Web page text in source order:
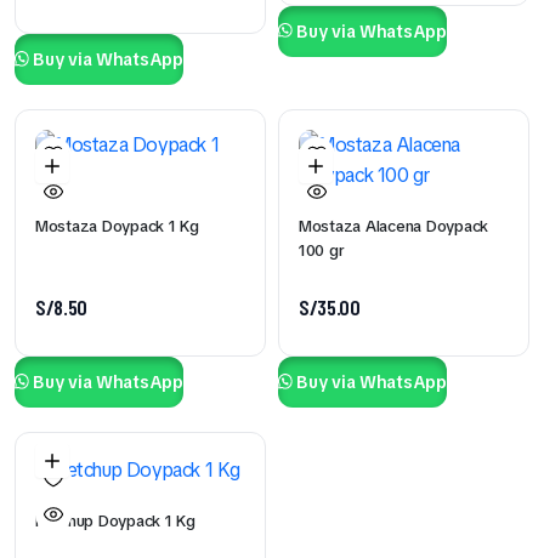
Buy via WhatsApp
Buy via WhatsApp
Mostaza Doypack 1 Kg
S/8.50
Buy via WhatsApp
Mostaza Alacena Doypack
100 gr
S/35.00
Buy via WhatsApp
Ketchup Doypack 1 Kg